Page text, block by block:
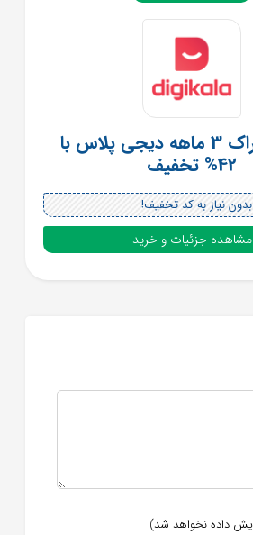
خرید اشتراک 3 ماهه دیجی پلاس با
42% تخفیف
بدون نیاز به کد تخفیف!
مشاهده جزئیات و خرید
داده نخواهد شد)